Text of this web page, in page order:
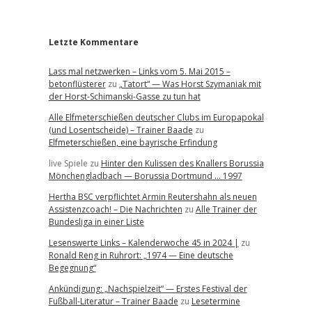
Letzte Kommentare
Lass mal netzwerken – Links vom 5. Mai 2015 –
betonflüstererzu „Tatort“ — Was Horst Szymaniak mit
der Horst-Schimanski-Gasse zu tun hat
Alle Elfmeterschießen deutscher Clubs im Europapokal
(und Losentscheide) – Trainer Baade zu
Elfmeterschießen, eine bayrische Erfindung
live Spiele zu Hinter den Kulissen des Knallers Borussia
Mönchengladbach — Borussia Dortmund … 1997
Hertha BSC verpflichtet Armin Reutershahn als neuen
Assistenzcoach! – Die Nachrichten zu Alle Trainer der
Bundesliga in einer Liste
Lesenswerte Links – Kalenderwoche 45 in 2024 | zu
Ronald Reng in Ruhrort: „1974 — Eine deutsche
Begegnung“
Ankündigung: „Nachspielzeit“ — Erstes Festival der
Fußball-Literatur – Trainer Baade zu Lesetermine